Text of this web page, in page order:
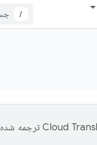
/
ترجمه شده